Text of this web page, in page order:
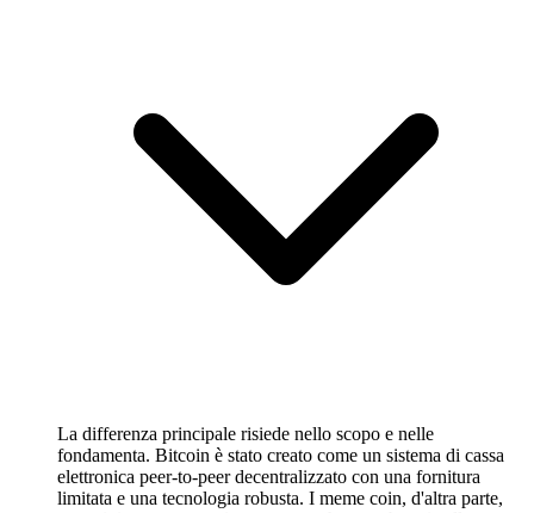
La differenza principale risiede nello scopo e nelle
fondamenta. Bitcoin è stato creato come un sistema di cassa
elettronica peer-to-peer decentralizzato con una fornitura
limitata e una tecnologia robusta. I meme coin, d'altra parte,